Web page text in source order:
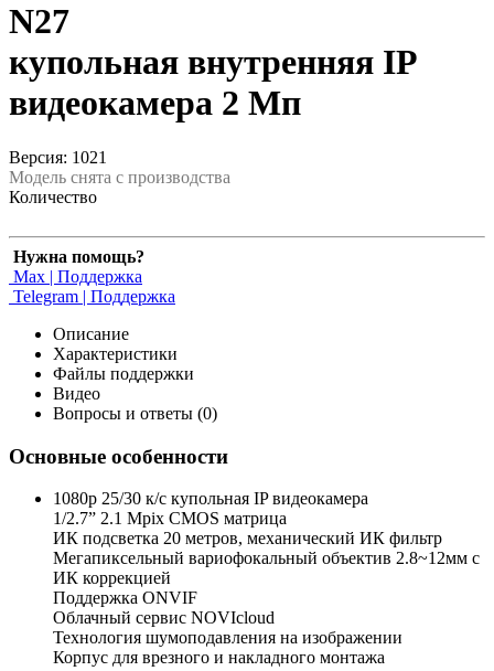
N27
купольная внутренняя IP
видеокамера 2 Мп
Версия: 1021
Модель снята с производства
Количество
Нужна помощь?
Max | Поддержка
Telegram | Поддержка
Описание
Характеристики
Файлы поддержки
Видео
Вопросы и ответы (0)
Основные особенности
1080p 25/30 к/с купольная IP видеокамера
1/2.7” 2.1 Mpix CMOS матрица
ИК подсветка 20 метров, механический ИК фильтр
Мегапиксельный вариофокальный объектив 2.8~12мм c
ИК коррекцией
Поддержка ONVIF
Облачный сервис NOVIcloud
Технология шумоподавления на изображении
Корпус для врезного и накладного монтажа